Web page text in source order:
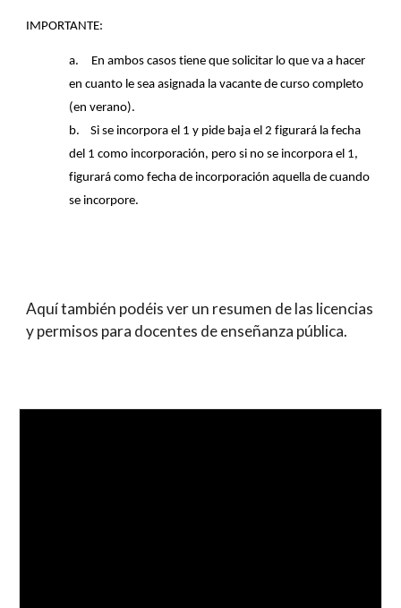
IMPORTANTE:
a.
En ambos casos tiene que solicitar lo que va a hacer
en cuanto le sea asignada la vacante de curso completo
(en verano).
b.
Si se incorpora el 1 y pide baja el 2 figurará la fecha
del 1 como incorporación, pero si no se incorpora el 1,
figurará como fecha de incorporación aquella de cuando
se incorpore.
Aquí también podéis ver un resumen de las licencias
y permisos para docentes de enseñanza pública.